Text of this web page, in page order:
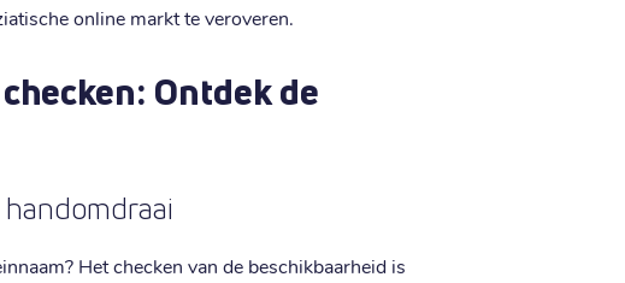
online markt te veroveren.
Ontdek de
Het checken van de beschikbaarheid is